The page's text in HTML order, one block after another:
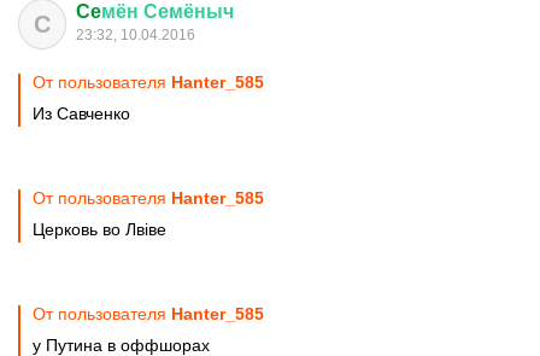
C Ceмён Семёныч
23:32, 10.04.2016
От пользователя Hanter_585
Из Савченко
От пользователя Hanter_585
Церковь во Лвiве
От пользователя Hanter_585
у Путина в оффшорах